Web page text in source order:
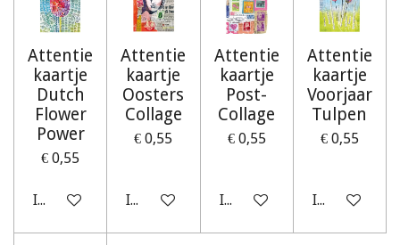
Attentie
kaartje
Dutch
Flower
Power
€ 0,55
In winkelwagen
Attentie
kaartje
Oosters
Collage
€ 0,55
In winkelwagen
Attentie
kaartje
Post-
Collage
€ 0,55
In winkelwagen
Attentie
kaartje
Voorjaar
Tulpen
€ 0,55
In